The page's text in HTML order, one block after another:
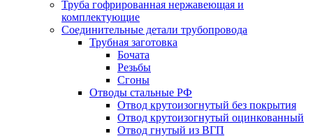
Труба гофрированная нержавеющая и
комплектующие
Соединительные детали трубопровода
Трубная заготовка
Бочата
Резьбы
Сгоны
Отводы стальные РФ
Отвод крутоизогнутый без покрытия
Отвод крутоизогнутый оцинкованный
Отвод гнутый из ВГП